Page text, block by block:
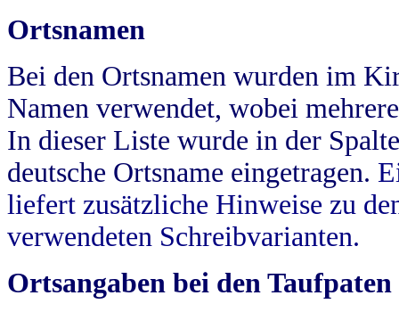
Ortsnamen
Bei den Ortsnamen wurden im
Namen verwendet, wobei
In dieser Liste wurde in der
deutsche Ortsname eingetragen.
liefert zusätzliche Hinweise zu
verwendeten Schreibvarianten.
Ortsangaben bei den Taufpaten